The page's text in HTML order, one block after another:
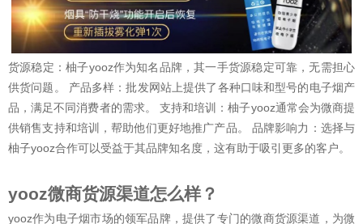
货源稳定：柚子yooz作为知名品牌，其一手货源稳定可靠，无需担心
供货问题。 产品多样：批发网站上提供了各种口味和型号的电子烟产
品，满足不同消费者的需求。 支持和培训：柚子yooz通常会为微商提
供销售支持和培训，帮助他们更好地推广产品。 品牌影响力：选择与
柚子yooz合作可以受益于其品牌知名度，这有助于吸引更多的客户。
yooz微商货源渠道怎么样？
yooz作为电子烟市场的领军品牌，提供了专门的微商货源渠道，为微